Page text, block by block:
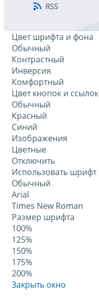
RSS
Цвет шрифта и фона
Обычный
Контрастный
Инверсия
Комфортный
Цвет кнопок и ссылок
Обычный
Красный
Синий
Изображения
Цветные
Отключить
Использовать шрифт
Обычный
Arial
Times New Roman
Размер шрифта
100%
125%
150%
175%
200%
Закрыть окно